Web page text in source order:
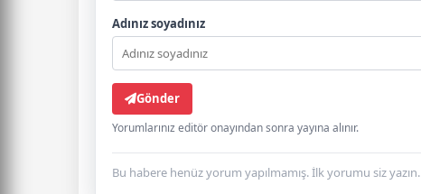
Adınız soyadınız
Gönder
Yorumlarınız editör onayından sonra yayına alınır.
Bu habere henüz yorum yapılmamış. İlk yorumu siz yazın.